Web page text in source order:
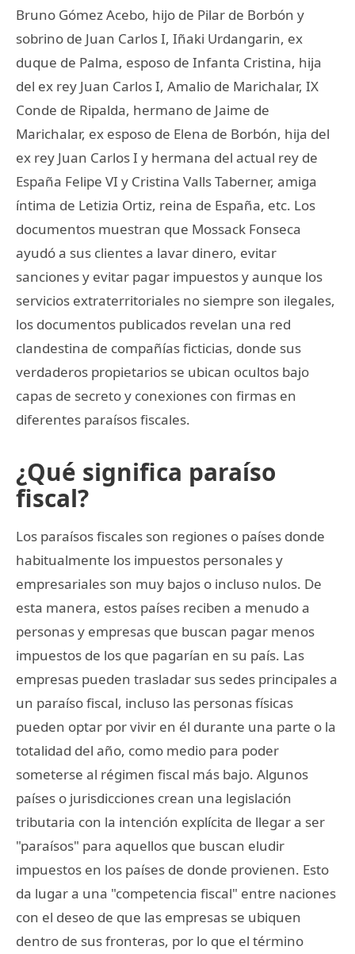
Bruno Gómez Acebo, hijo de Pilar de Borbón y
sobrino de Juan Carlos I, Iñaki Urdangarin, ex
duque de Palma, esposo de Infanta Cristina, hija
del ex rey Juan Carlos I, Amalio de Marichalar, IX
Conde de Ripalda, hermano de Jaime de
Marichalar, ex esposo de Elena de Borbón, hija del
ex rey Juan Carlos I y hermana del actual rey de
España Felipe VI y Cristina Valls Taberner, amiga
íntima de Letizia Ortiz, reina de España, etc. Los
documentos muestran que Mossack Fonseca
ayudó a sus clientes a lavar dinero, evitar
sanciones y evitar pagar impuestos y aunque los
servicios extraterritoriales no siempre son ilegales,
los documentos publicados revelan una red
clandestina de compañías ficticias, donde sus
verdaderos propietarios se ubican ocultos bajo
capas de secreto y conexiones con firmas en
diferentes paraísos fiscales.
¿Qué significa paraíso
fiscal?
Los paraísos fiscales son regiones o países donde
habitualmente los impuestos personales y
empresariales son muy bajos o incluso nulos. De
esta manera, estos países reciben a menudo a
personas y empresas que buscan pagar menos
impuestos de los que pagarían en su país. Las
empresas pueden trasladar sus sedes principales a
un paraíso fiscal, incluso las personas físicas
pueden optar por vivir en él durante una parte o la
totalidad del año, como medio para poder
someterse al régimen fiscal más bajo. Algunos
países o jurisdicciones crean una legislación
tributaria con la intención explícita de llegar a ser
"paraísos" para aquellos que buscan eludir
impuestos en los países de donde provienen. Esto
da lugar a una "competencia fiscal" entre naciones
con el deseo de que las empresas se ubiquen
dentro de sus fronteras, por lo que el término